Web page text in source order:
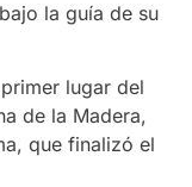
la guía de su
lugar del
de la Madera,
que finalizó el